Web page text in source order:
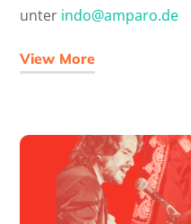
unter indo@amparo.de
View More